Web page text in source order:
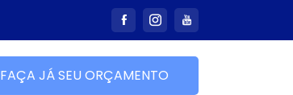
FAÇA JÁ SEU ORÇAMENTO